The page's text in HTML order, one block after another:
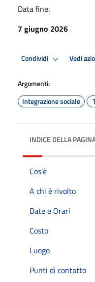
Data fine:
7 giugno 2026
Condividi Vedi
Argomenti:
Integrazione sociale
INDICE DELLA
Cos'è
A chi è rivolto
Date e Orari
Costo
Luogo
Punti di contatto